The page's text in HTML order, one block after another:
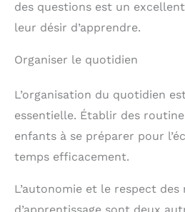
des questions est un
leur désir d’apprendre.
Organiser le quotidien
L’organisation du quotidien
essentielle. Établir des
enfants à se préparer pour
temps efficacement.
L’autonomie et le respect des